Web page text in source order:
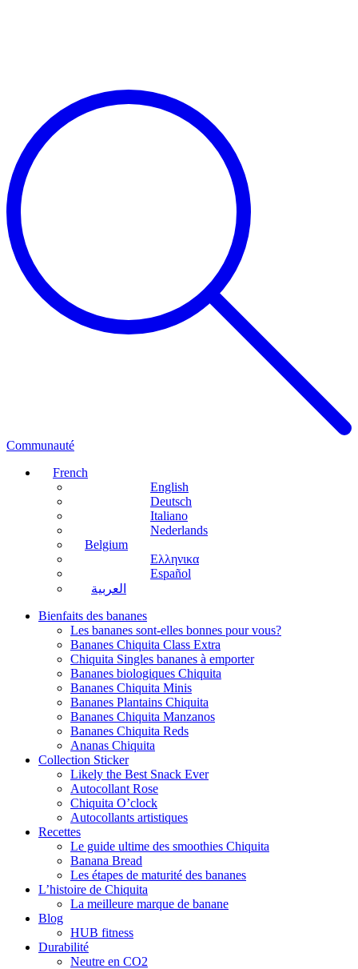
Communauté
French
English
Deutsch
Italiano
Nederlands
Belgium
Ελληνικα
Español
العربية
Bienfaits des bananes
Les bananes sont-elles bonnes pour vous?
Bananes Chiquita Class Extra
Chiquita Singles bananes à emporter
Bananes biologiques Chiquita
Bananes Chiquita Minis
Bananes Plantains Chiquita
Bananes Chiquita Manzanos
Bananes Chiquita Reds
Ananas Chiquita
Collection Sticker
Likely the Best Snack Ever
Autocollant Rose
Chiquita O’clock
Autocollants artistiques
Recettes
Le guide ultime des smoothies Chiquita
Banana Bread
Les étapes de maturité des bananes
L’histoire de Chiquita
La meilleure marque de banane
Blog
HUB fitness
Durabilité
Neutre en CO2